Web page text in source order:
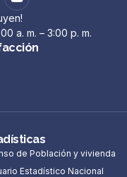
a. m. – 3:00 p. m.
de Población y vivienda
Estadístico Nacional